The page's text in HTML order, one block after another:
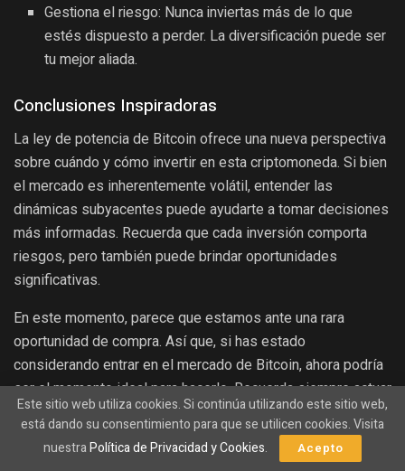
Gestiona el riesgo: Nunca inviertas más de lo que
estés dispuesto a perder. La diversificación puede ser
tu mejor aliada.
Conclusiones Inspiradoras
La ley de potencia de Bitcoin ofrece una nueva perspectiva
sobre cuándo y cómo invertir en esta criptomoneda. Si bien
el mercado es inherentemente volátil, entender las
dinámicas subyacentes puede ayudarte a tomar decisiones
más informadas. Recuerda que cada inversión comporta
riesgos, pero también puede brindar oportunidades
significativas.
En este momento, parece que estamos ante una rara
oportunidad de compra. Así que, si has estado
considerando entrar en el mercado de Bitcoin, ahora podría
ser el momento ideal para hacerlo. Recuerda siempre actuar
con prudencia y basar tus decisiones en análisis sólidos.
Categorías
Este sitio web utiliza cookies. Si continúa utilizando este sitio web,
está dando su consentimiento para que se utilicen cookies. Visita
nuestraPolítica de Privacidad y Cookies. Acepto